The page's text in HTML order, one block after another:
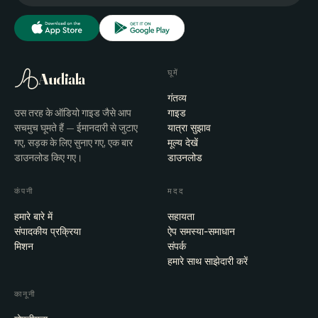
Audiala
उस तरह के ऑडियो गाइड जैसे आप
सचमुच घूमते हैं — ईमानदारी से जुटाए
गए, सड़क के लिए सुनाए गए, एक बार
डाउनलोड किए गए।
घूमें
गंतव्य
गाइड
यात्रा सुझाव
मूल्य देखें
डाउनलोड
कंपनी
हमारे बारे में
संपादकीय प्रक्रिया
मिशन
मदद
सहायता
ऐप समस्या-समाधान
संपर्क
हमारे साथ साझेदारी करें
कानूनी